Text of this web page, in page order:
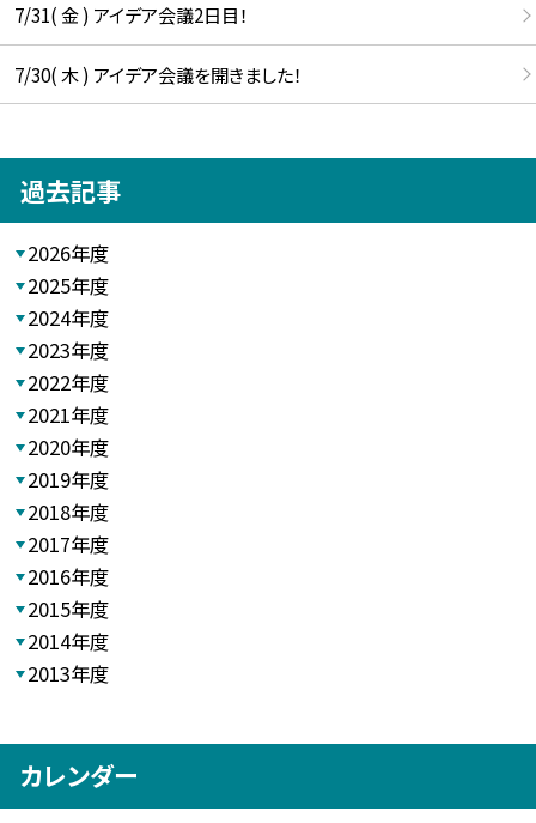
7/31( 金 ) アイデア会議2日目！
7/30( 木 ) アイデア会議を開きました！
過去記事
2026年度
2025年度
2024年度
2023年度
2022年度
2021年度
2020年度
2019年度
2018年度
2017年度
2016年度
2015年度
2014年度
2013年度
カレンダー